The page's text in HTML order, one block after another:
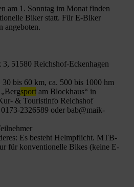
am 1. Sonntag im Monat finden
Biker statt. Für E-Biker
angeboten.
51580 Reichshof-Eckenhagen
bis 60 km, ca. 500 bis 1000 hm
sport am Blockhaus“ in
& Touristinfo Reichshof
2326589 oder bab@maik-
Es besteht Helmpflicht. MTB-
für konventionelle Bikes (keine E-